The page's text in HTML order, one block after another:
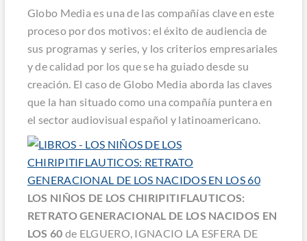
Globo Media es una de las compañías clave en este
proceso por dos motivos: el éxito de audiencia de
sus programas y series, y los criterios empresariales
y de calidad por los que se ha guiado desde su
creación. El caso de Globo Media aborda las claves
que la han situado como una compañía puntera en
el sector audiovisual español y latinoamericano.
LOS NIÑOS DE LOS CHIRIPITIFLAUTICOS:
RETRATO GENERACIONAL DE LOS NACIDOS EN
LOS 60 de ELGUERO, IGNACIO LA ESFERA DE